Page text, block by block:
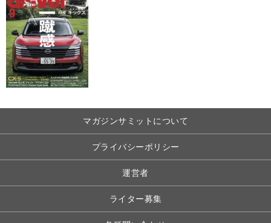
マガジンサミットについて
プライバシーポリシー
運営者
ライター募集